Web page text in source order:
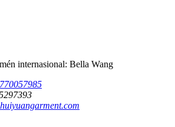
internasional: Bella Wang